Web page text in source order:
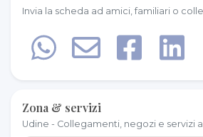
Invia la scheda ad amici, familiari o
Zona & servizi
Udine - Collegamenti, negozi e servizi